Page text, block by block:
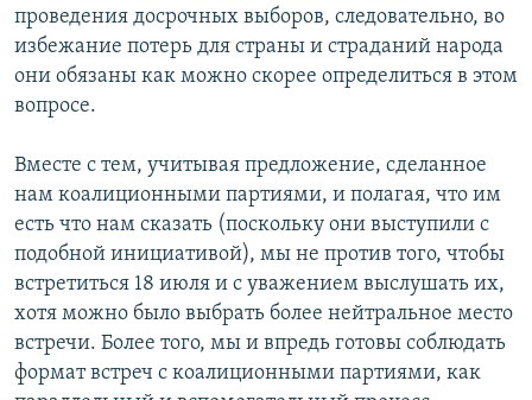
проведения досрочных выборов, следовательно, во
избежание потерь для страны и страданий народа
они обязаны как можно скорее определиться в этом
вопросе.
Вместе с тем, учитывая предложение, сделанное
нам коалиционными партиями, и полагая, что им
есть что нам сказать (поскольку они выступили с
подобной инициативой), мы не против того, чтобы
встретиться 18 июля и с уважением выслушать их,
хотя можно было выбрать более нейтральное место
встречи. Более того, мы и впредь готовы соблюдать
формат встреч с коалиционными партиями, как